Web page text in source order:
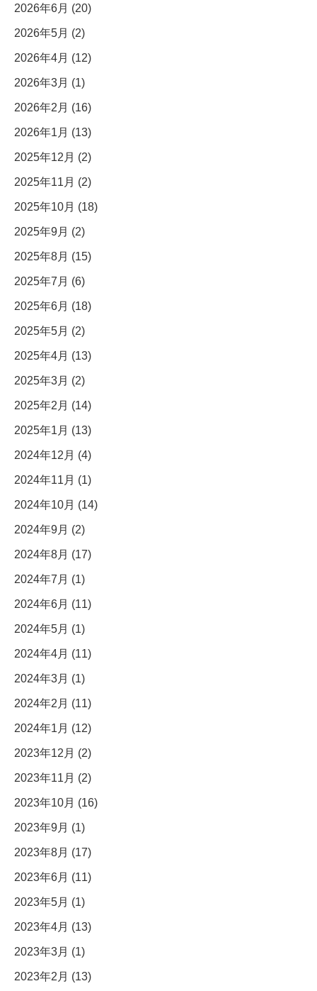
2026年6月 (20)
2026年5月 (2)
2026年4月 (12)
2026年3月 (1)
2026年2月 (16)
2026年1月 (13)
2025年12月 (2)
2025年11月 (2)
2025年10月 (18)
2025年9月 (2)
2025年8月 (15)
2025年7月 (6)
2025年6月 (18)
2025年5月 (2)
2025年4月 (13)
2025年3月 (2)
2025年2月 (14)
2025年1月 (13)
2024年12月 (4)
2024年11月 (1)
2024年10月 (14)
2024年9月 (2)
2024年8月 (17)
2024年7月 (1)
2024年6月 (11)
2024年5月 (1)
2024年4月 (11)
2024年3月 (1)
2024年2月 (11)
2024年1月 (12)
2023年12月 (2)
2023年11月 (2)
2023年10月 (16)
2023年9月 (1)
2023年8月 (17)
2023年6月 (11)
2023年5月 (1)
2023年4月 (13)
2023年3月 (1)
2023年2月 (13)